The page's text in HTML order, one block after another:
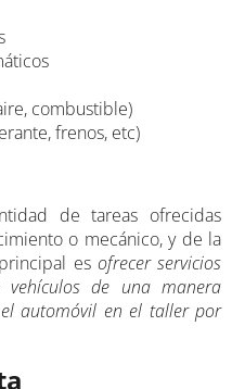
combustible)
frenos, etc)
de tareas ofrecidas
o mecánico, y de la
es ofrecer servicios
vehículos de una manera
automóvil en el taller por